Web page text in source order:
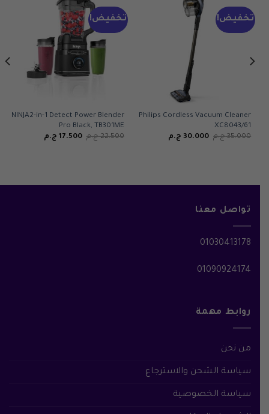
تخفيض!
Philips Cordless Vacuum Cleaner
XC8043/61
35.000 ج.م السعر
30.000 ج.مالسعر
تخفيض!
NINJA2-in-1 Detect Power Blender
Pro Black, TB301ME
22.500 ج.م السعر
17.500 ج.م
تواصل معنا
01030413178
01090924174
روابط مهمة
من نحن
سياسة الشحن والاسترجاع
سياسة الخصوصية